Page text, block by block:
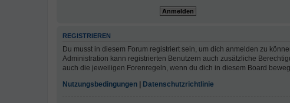
REGISTRIEREN
Du musst in diesem Forum registriert sein, um dich anmelden zu
Administration kann registrierten Benutzern auch zusätzliche
auch die jeweiligen Forenregeln, wenn du dich in diesem Board
Nutzungsbedingungen
Datenschutzrichtlinie